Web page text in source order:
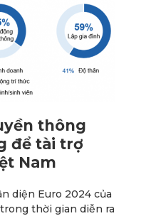
thông
để tài trợ
Nam
diện Euro 2024 của
thời gian diễn ra